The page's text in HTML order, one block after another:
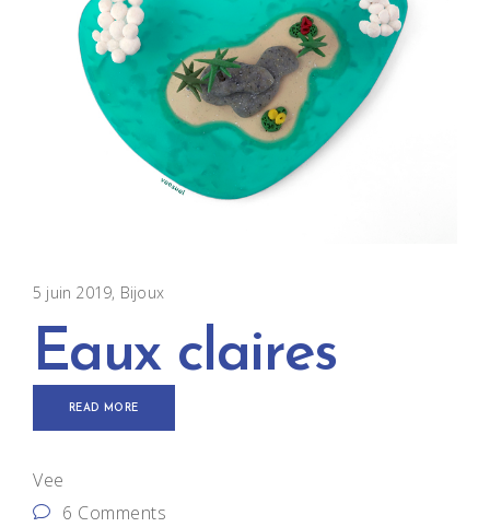
5 juin 2019 Bijoux
Eaux claires
READ MORE
Vee
6 Comments